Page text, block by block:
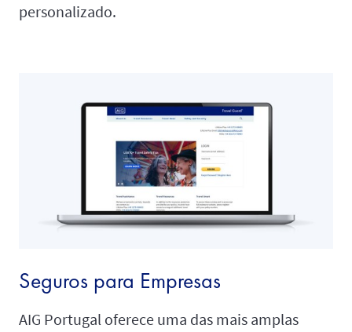
personalizado.
Seguros para Empresas
AIG Portugal oferece uma das mais amplas